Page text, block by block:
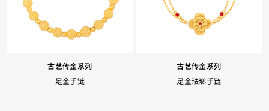
古艺传金系列
足金手链
古艺传金系列
足金珐瑯手链